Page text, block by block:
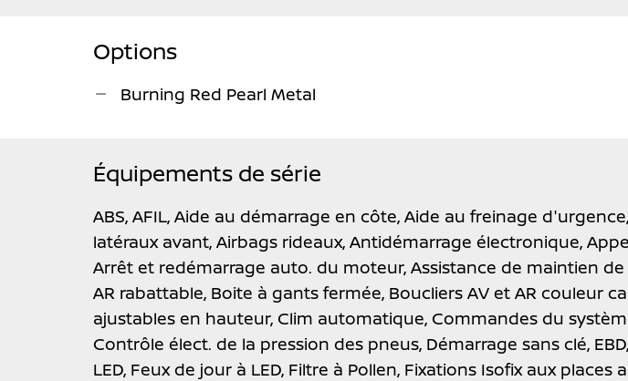
Options
Burning Red Pearl Metal
Équipements de série
ABS, AFIL, Aide au démarrage en côte, Aide au freinage d'urgence,
latéraux avant, Airbags rideaux, Antidémarrage électronique,
Arrêt et redémarrage auto. du moteur, Assistance de maintien
AR rabattable, Boite à gants fermée, Boucliers AV et AR couleur
ajustables en hauteur, Clim automatique, Commandes du
Contrôle élect. de la pression des pneus, Démarrage sans clé, EBD,
LED, Feux de jour à LED, Filtre à Pollen, Fixations Isofix aux places